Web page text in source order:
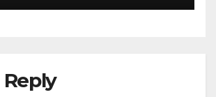
Reply